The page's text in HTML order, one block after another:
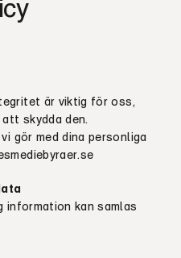
är viktig för oss,
att skydda den.
gör med dina personliga
information kan samlas